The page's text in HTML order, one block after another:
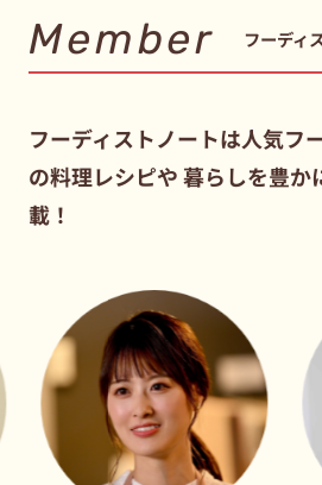
Member フーディ
フーディストノートは人気フ
の料理レシピや暮らしを豊か
載！